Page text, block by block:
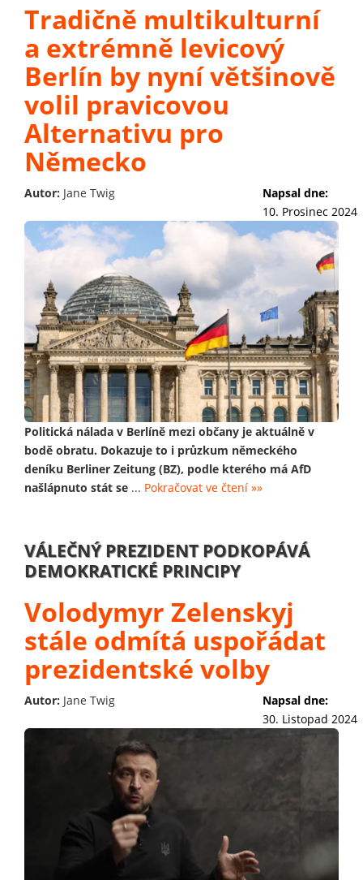
Tradičně multikulturní
a extrémně levicový
Berlín by nyní většinově
volil pravicovou
Alternativu pro
Německo
Autor: Jane Twig
Napsal dne:
10. Prosinec 2024
Politická nálada v Berlíně mezi občany je aktuálně v
bodě obratu. Dokazuje to i průzkum německého
deníku Berliner Zeitung (BZ), podle kterého má AfD
našlápnuto stát se ... Pokračovat ve čtení »»
VÁLEČNÝ PREZIDENT PODKOPÁVÁ
DEMOKRATICKÉ PRINCIPY
Volodymyr Zelenskyj
stále odmítá uspořádat
prezidentské volby
Autor: Jane Twig
Napsal dne:
30. Listopad 2024